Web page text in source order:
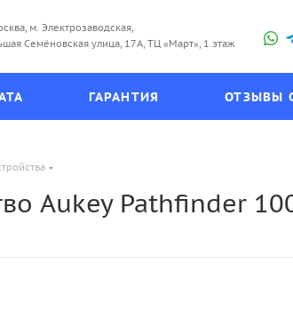
м. Электрозаводская,
Семёновская улица, 17А, ТЦ «Март», 1 этаж
ГАРАНТИЯ ОТЗЫВЫ
Aukey Pathfinder